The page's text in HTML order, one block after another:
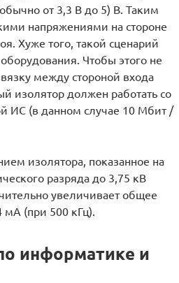
от 3,3 В до 5) В. Таким
напряжениями на стороне
Хуже того, такой сценарий
Чтобы этого не
между стороной входа
изолятор должен работать со
ИС (в данном случае 10 Мбит /
изолятора, показанное на
разряда до 3,75 кВ
увеличивает общее
мА (при 500 кГц).
информатике и